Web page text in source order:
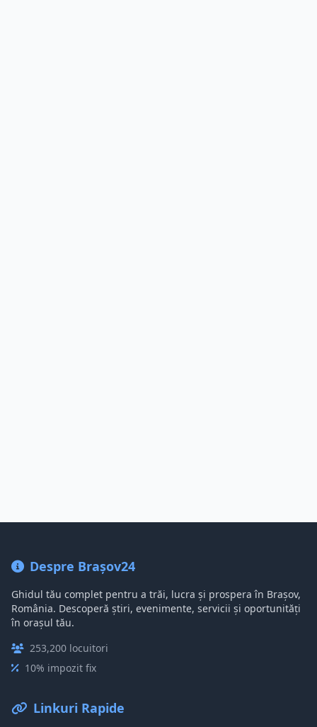
Despre Brașov24
Ghidul tău complet pentru a trăi, lucra și prospera în Brașov,
România. Descoperă știri, evenimente, servicii și oportunități
în orașul tău.
253,200 locuitori
10% impozit fix
Linkuri Rapide